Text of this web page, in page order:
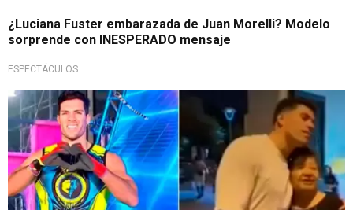
¿Luciana Fuster embarazada de Juan Morelli? Modelo
sorprende con INESPERADO mensaje
ESPECTÁCULOS
¿Lo convenció?